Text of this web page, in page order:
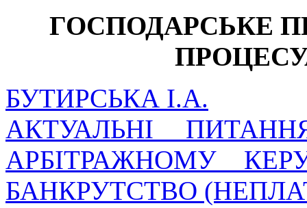
ГОСПОДАРСЬКЕ
БУТИРСЬКА І.А.
АКТУАЛЬНІ
АРБІТРАЖНОМУ
БАНКРУТСТВО